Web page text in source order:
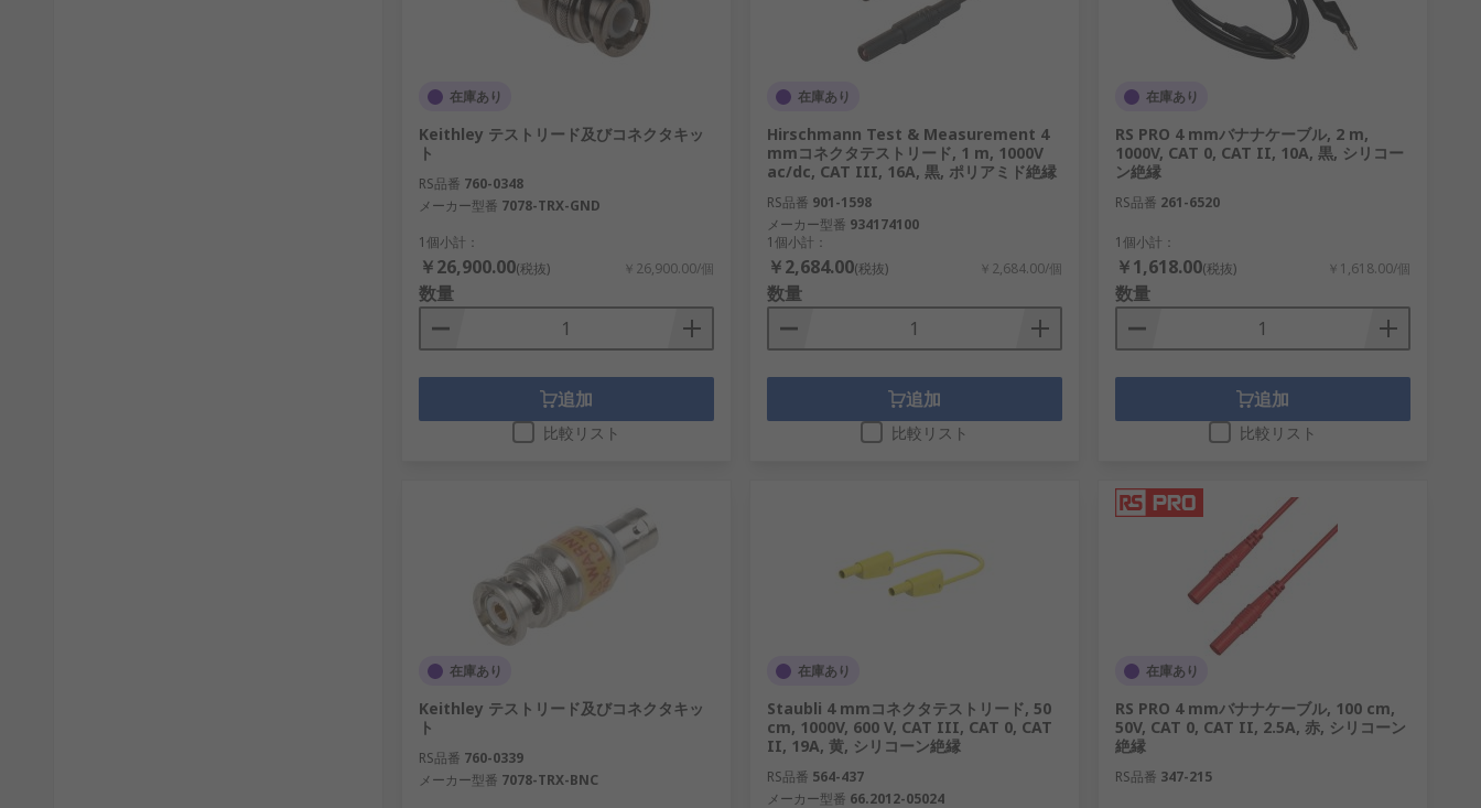
在庫あり
Keithley テストリード及びコネクタキッ
ト
RS品番 760-0348
メーカー型番 7078-TRX-GND
1個小計：
￥26,900.00(税抜) ￥26,900.00/個
数量
追加
比較リスト
在庫あり
Hirschmann Test & Measurement 4
mmコネクタテストリード, 1 m, 1000V
ac/dc, CAT III, 16A, 黒, ポリアミド絶縁
RS品番 901-1598
メーカー型番 934174100
1個小計：
￥2,684.00(税抜) ￥2,684.00/個
数量
追加
比較リスト
在庫あり
RS PRO 4 mmバナナケーブル, 2 m,
1000V, CAT 0, CAT II, 10A, 黒, シリコー
ン絶縁
RS品番 261-6520
1個小計：
￥1,618.00(税抜) ￥1,618.00/個
数量
追加
比較リスト
在庫あり
Keithley テストリード及びコネクタキッ
ト
RS品番 760-0339
メーカー型番 7078-TRX-BNC
在庫あり
Staubli 4 mmコネクタテストリード, 50
cm, 1000V, 600 V, CAT III, CAT 0, CAT
II, 19A, 黄, シリコーン絶縁
RS品番 564-437
メーカー型番 66.2012-05024
在庫あり
RS PRO 4 mmバナナケーブル, 100 cm,
50V, CAT 0, CAT II, 2.5A, 赤, シリコーン
絶縁
RS品番 347-215